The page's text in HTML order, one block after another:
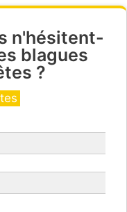
n'hésitent-
blagues
?